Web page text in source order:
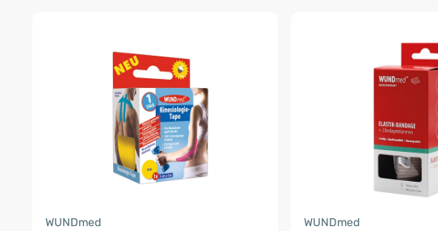
WUNDmed WUNDmed